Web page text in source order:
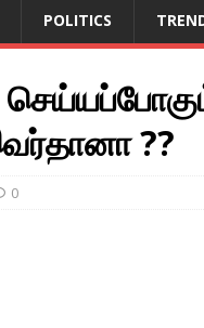
POLITICS
??
0